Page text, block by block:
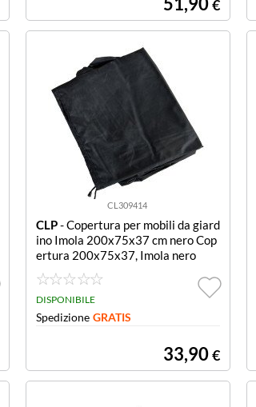
€
CL309414
CLP- Copertura per mobili da giard
ino Imola 200x75x37 cm nero Cop
ertura 200x75x37, Imola nero
DISPONIBILE
Spedizione GRATIS
33,90€